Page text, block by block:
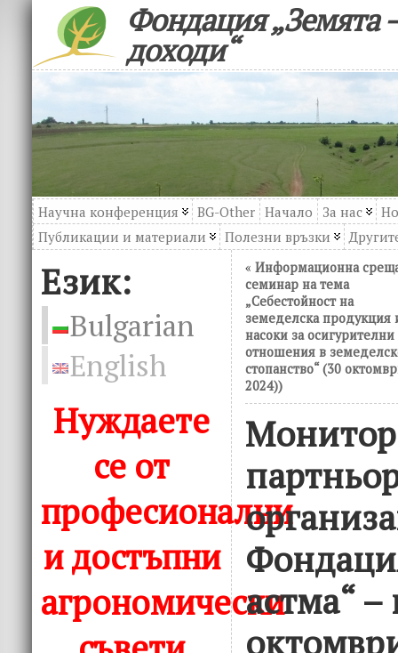
Фондация „Земята
доходи“
Научна конференция BG-Other Начало За нас
Публикации и материали
Полезни връзки
Език:
Bulgarian
English
Нуждаете
се от
професионални
и достъпни
агрономически
« Информационна
семинар на тема
„Себестойност на
земеделска продукция
насоки за осигурителни
отношения в
стопанство“ (30
2024))
астма“